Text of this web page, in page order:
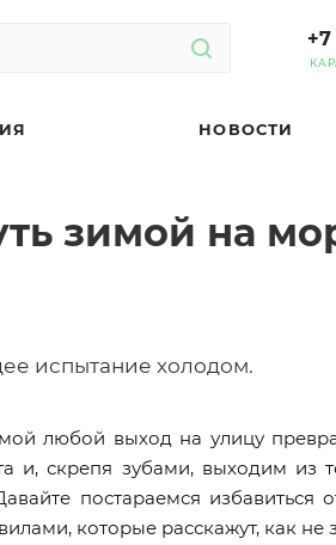
НОВОСТИ
зимой на
испытание холодом.
любой выход на улицу
и, скрепя зубами, выходим
постараемся
которые расскажут, как не